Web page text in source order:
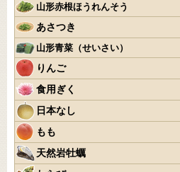
山形赤根ほうれんそう
あさつき
山形青菜（せいさい）
りんご
食用ぎく
日本なし
もも
天然岩牡蠣